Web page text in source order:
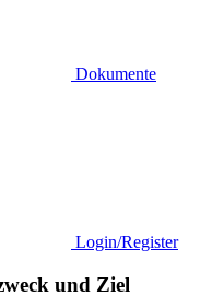
Dokumente
Login/Register
und Ziel